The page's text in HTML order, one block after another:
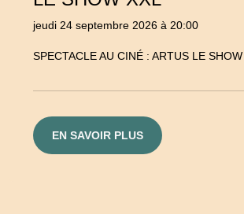
jeudi 24 septembre 2026 à 20:00
SPECTACLE AU CINÉ : ARTUS LE SHOW
EN SAVOIR PLUS